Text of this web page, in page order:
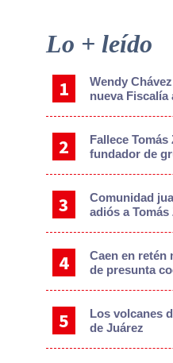
Primary
Sidebar
Lo + leído
Wendy
nueva Fiscalía
Fallece
fundador de
Comunidad
adiós a Tomás
Caen en retén
de presunta
Los volcanes
de Juárez